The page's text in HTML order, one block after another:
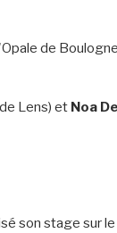
de
Lens) et Noa
son stage sur